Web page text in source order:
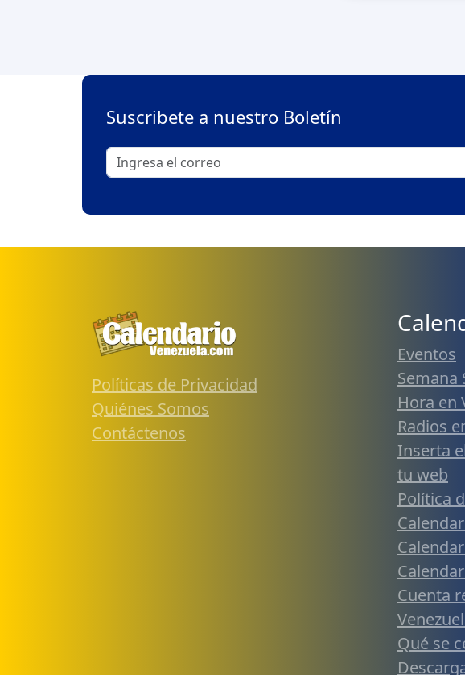
Suscribete a nuestro Boletín
Políticas de Privacidad
Quiénes Somos
Contáctenos
Eventos
Semana
Hora en
Radios
Inserta
tu web
Política
Cuenta
Qué se